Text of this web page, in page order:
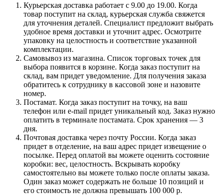
Курьерская доставка работает с 9.00 до 19.00. Когда
товар поступит на склад, курьерская служба свяжется
для уточнения деталей. Специалист предложит выбрать
удобное время доставки и уточнит адрес. Осмотрите
упаковку на целостность и соответствие указанной
комплектации.
Самовывоз из магазина. Список торговых точек для
выбора появится в корзине. Когда заказ поступит на
склад, вам придет уведомление. Для получения заказа
обратитесь к сотруднику в кассовой зоне и назовите
номер.
Постамат. Когда заказ поступит на точку, на ваш
телефон или e-mail придет уникальный код. Заказ нужно
оплатить в терминале постамата. Срок хранения — 3
дня.
Почтовая доставка через почту России. Когда заказ
придет в отделение, на ваш адрес придет извещение о
посылке. Перед оплатой вы можете оценить состояние
коробки: вес, целостность. Вскрывать коробку
самостоятельно вы можете только после оплаты заказа.
Один заказ может содержать не больше 10 позиций и
его стоимость не должна превышать 100 000 р.